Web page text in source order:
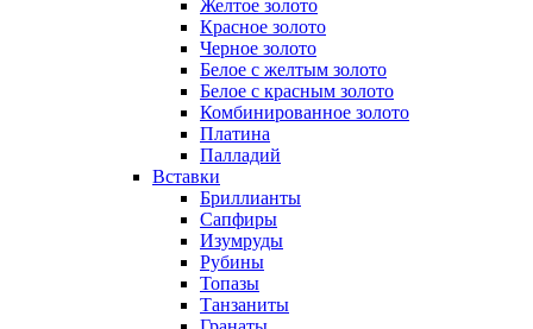
Желтое золото
Красное золото
Черное золото
Белое с желтым золото
Белое с красным золото
Комбинированное золото
Платина
Палладий
Вставки
Бриллианты
Сапфиры
Изумруды
Рубины
Топазы
Танзаниты